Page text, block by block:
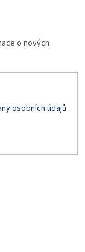
o nových
osobních údajů